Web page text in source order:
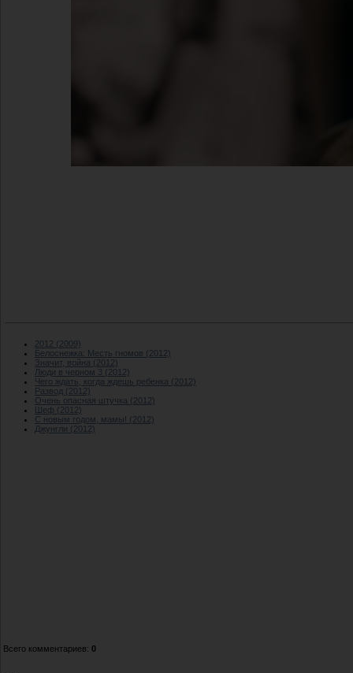
2012 (2009)
Белоснежка: Месть гномов (2012)
Значит, война (2012)
Люди в черном 3 (2012)
Чего ждать, когда ждешь ребенка (2012)
Развод (2012)
Очень опасная штучка (2012)
Шеф (2012)
С новым годом, мамы! (2012)
Джунгли (2012)
Всего комментариев: 0